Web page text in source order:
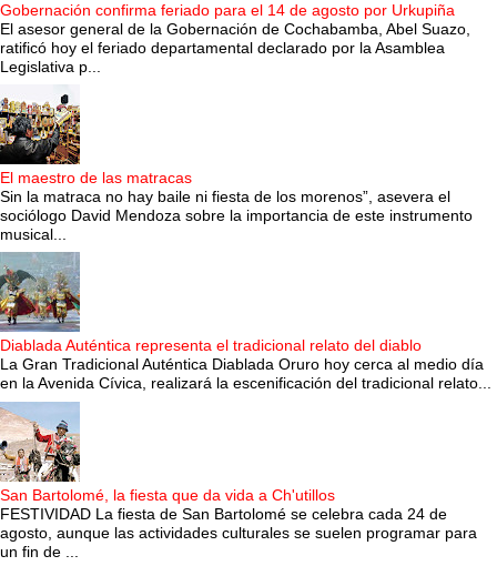
Gobernación confirma feriado para el 14 de agosto por Urkupiña
El asesor general de la Gobernación de Cochabamba, Abel Suazo,
ratificó hoy el feriado departamental declarado por la Asamblea
Legislativa p...
El maestro de las matracas
Sin la matraca no hay baile ni fiesta de los morenos”, asevera el
sociólogo David Mendoza sobre la importancia de este instrumento
musical...
Diablada Auténtica representa el tradicional relato del diablo
La Gran Tradicional Auténtica Diablada Oruro hoy cerca al medio día
en la Avenida Cívica, realizará la escenificación del tradicional relato...
San Bartolomé, la fiesta que da vida a Ch'utillos
FESTIVIDAD La fiesta de San Bartolomé se celebra cada 24 de
agosto, aunque las actividades culturales se suelen programar para
un fin de ...